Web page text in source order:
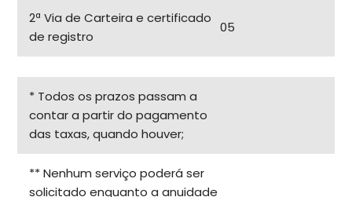
2ª Via de Carteira e certificado
de registro
05
* Todos os prazos passam a
contar a partir do pagamento
das taxas, quando houver;
** Nenhum serviço poderá ser
solicitado enquanto a anuidade